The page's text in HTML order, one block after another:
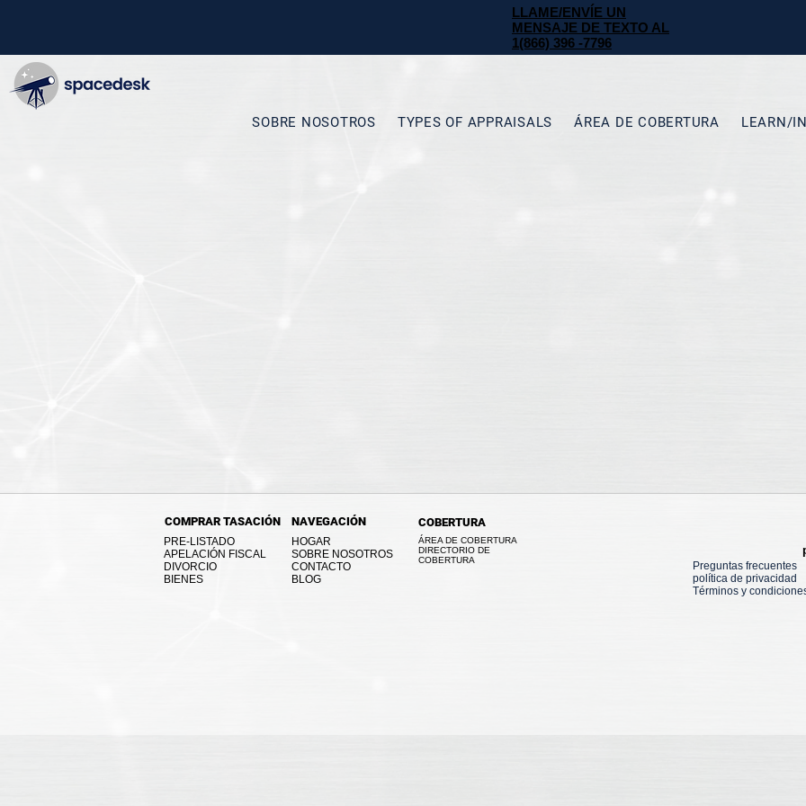
LLAME/ENVÍE UN
MENSAJE DE TEXTO AL
1(866) 396 -7796
SOBRE NOSOTROS TYPES OF APPRAISALS ÁREA DE COBERTURA LEARN/
COMPRAR TASACIÓN
PRE-LISTADO
APELACIÓN FISCAL
DIVORCIO
BIENES
NAVEGACIÓN
HOGAR
SOBRE NOSOTROS
CONTACTO
BLOG
ÁREA DE COBERTURA
DIRECTORIO DE
COBERTURA
COBERTURA
Preguntas frecuentes
política de privacidad
Términos y